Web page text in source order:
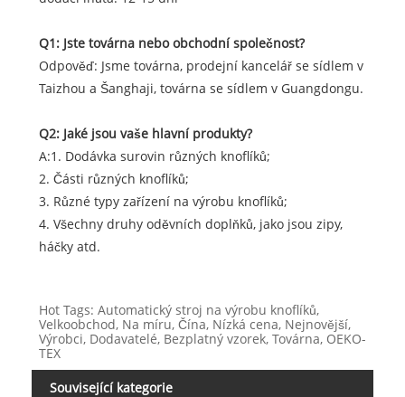
Q1: Jste továrna nebo obchodní společnost?
Odpověď: Jsme továrna, prodejní kancelář se sídlem v
Taizhou a Šanghaji, továrna se sídlem v Guangdongu.
Q2: Jaké jsou vaše hlavní produkty?
A:1. Dodávka surovin různých knoflíků;
2. Části různých knoflíků;
3. Různé typy zařízení na výrobu knoflíků;
4. Všechny druhy oděvních doplňků, jako jsou zipy,
háčky atd.
Hot Tags: Automatický stroj na výrobu knoflíků,
Velkoobchod, Na míru, Čína, Nízká cena, Nejnovější,
Výrobci, Dodavatelé, Bezplatný vzorek, Továrna, OEKO-
TEX
Související kategorie